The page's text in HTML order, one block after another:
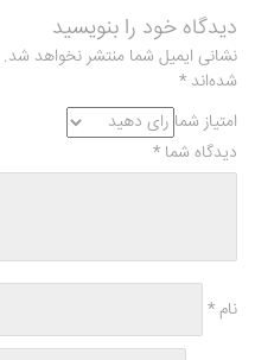
دیدگاه خود را بنویسید
نشانی ایمیل شما منتشر نخواهد شد.
شده‌اند *
امتیاز شما
دیدگاه شما *
نام*